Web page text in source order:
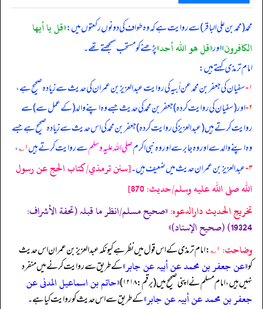
محمد (محمد بن علی الباقر) سے روایت ہے کہوہ طواف کی دونوں رکعتوں میں:«قل يا أيها
الكافرون»اور«قل هو الله أحد»پڑھنے کو مستحب سمجھتے تھے۔
امام ترمذی کہتے ہیں:
۱- سفیان کی جعفر بن محمد عن أبیہ کی روایت عبدالعزیز بن عمران کی حدیث سے زیادہ صحیح ہے،
۲- اور (سفیان کی روایت کردہ) جعفر بن محمد کی حدیث جسے وہ اپنے والد (کے عمل سے) سے
روایت کرتے ہیں (عبدالعزیز کی روایت کردہ) جعفر بن محمد کی اس حدیث سے زیادہ صحیح ہے جسے
وہ اپنے والد سے اور وہ جابر سے اور وہ نبی اکرمصلی اللہ علیہ وسلمسے روایت کرتے ہیں۱؎ ،
۳- عبدالعزیز بن عمران حدیث میں ضعیف ہیں۔[سنن ترمذي/كتاب الحج عن رسول
الله صلى الله عليه وسلم/حدیث: 870]
تخریج الحدیث دارالدعوہ:«صحیح مسلم/انظر ما قبلہ (تحفة الأشراف:
19324) (صحیح الإسناد)»
وضاحت: ۱؎ : امام ترمذی کے اس قول میں نظر ہے کیونکہ عبدالعزیز بن عمران اس حدیث
کو«عن جعفر بن محمد عن أبیہ عن جابر»کے طریق سے روایت کرنے میں منفرد
نہیں ہیں، امام مسلم نے اپنی صحیح میں (برقم: ۱۲۱۸)
«حاتم بن اسماعیل المدنی عن
جعفر بن محمد عن أبیہ عن جابر»کے طریق سے اس حدیث کو روایت کیا ہے۔